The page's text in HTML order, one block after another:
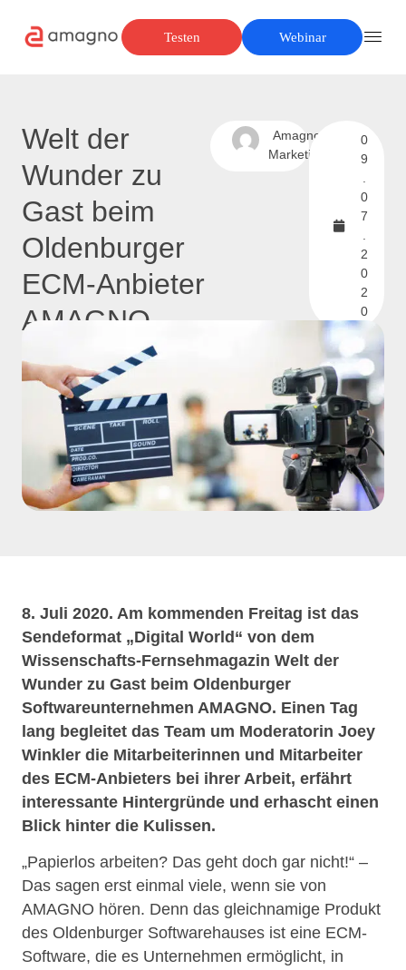
Testen Webinar
Welt der
Wunder zu
Gast beim
Oldenburger
ECM-Anbieter
AMAGNO
Amagno
Marketing
0
9
0
7
2
0
2
0
8. Juli 2020. Am kommenden Freitag ist das
Sendeformat „Digital World“ von dem
Wissenschafts-Fernsehmagazin Welt der
Wunder zu Gast beim Oldenburger
Softwareunternehmen AMAGNO. Einen Tag
lang begleitet das Team um Moderatorin Joey
Winkler die Mitarbeiterinnen und Mitarbeiter
des ECM-Anbieters bei ihrer Arbeit, erfährt
interessante Hintergründe und erhascht einen
Blick hinter die Kulissen.
„Papierlos arbeiten? Das geht doch gar nicht!“ –
Das sagen erst einmal viele, wenn sie von
AMAGNO hören. Denn das gleichnamige Produkt
des Oldenburger Softwarehauses ist eine ECM-
Software, die es Unternehmen ermöglicht, in